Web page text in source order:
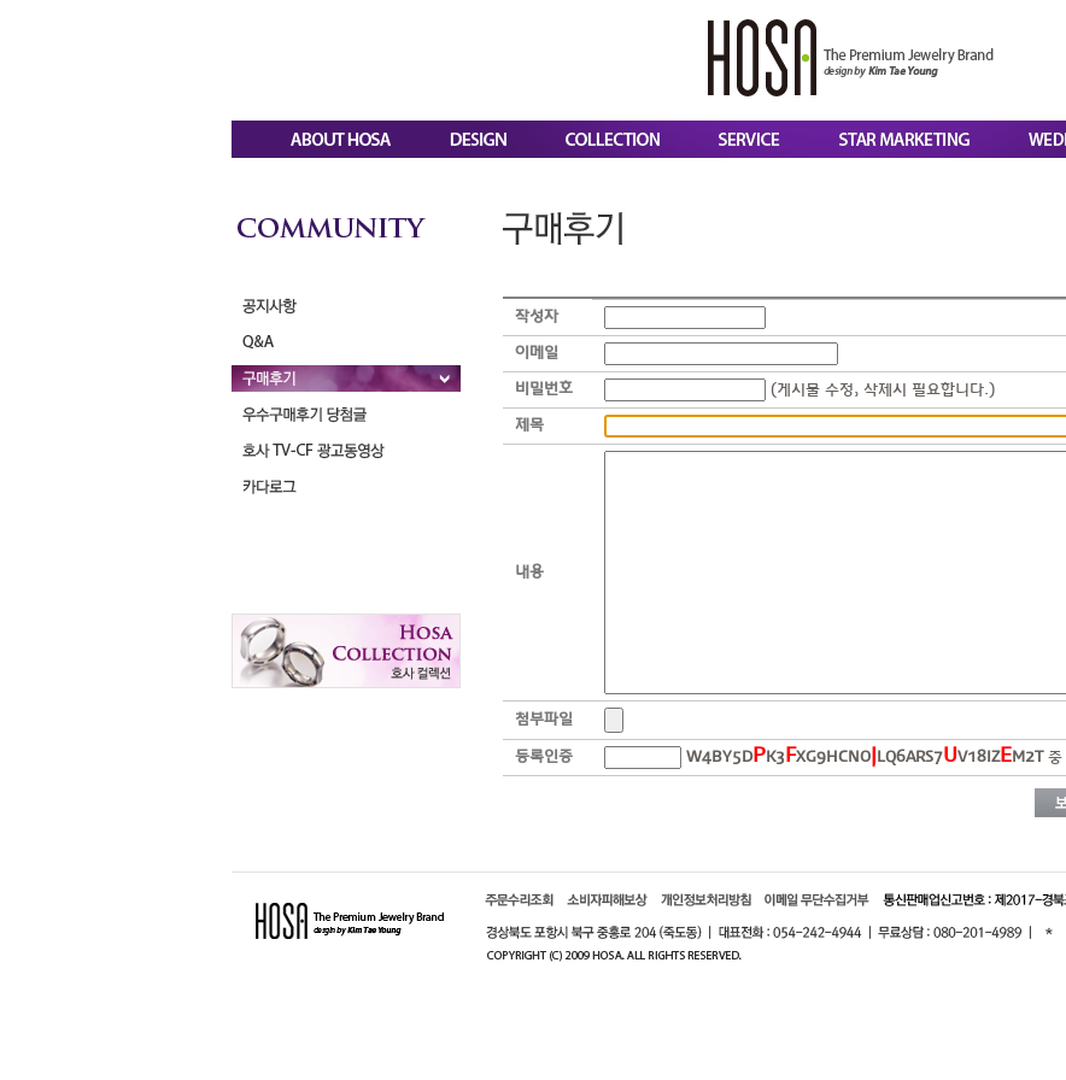
작성자
이메일
비밀번호 (게시물 수정, 삭제시 필요합니다.)
제목
내용
첨부파일
등록인증 W4 BY5 DP K3 FXG9 H C NO LQ6ARS7UV18 ZE M 2T 중